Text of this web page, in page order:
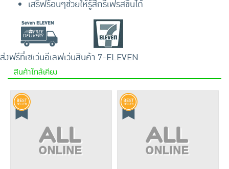
เสริฟร้อนๆช่วยให้รู้สึกรีเฟรสขึ้นได้
ส่งฟรีที่เซเว่นอีเลฟเว่นสินค้า 7-ELEVEN
สินค้าใกล้เคียง